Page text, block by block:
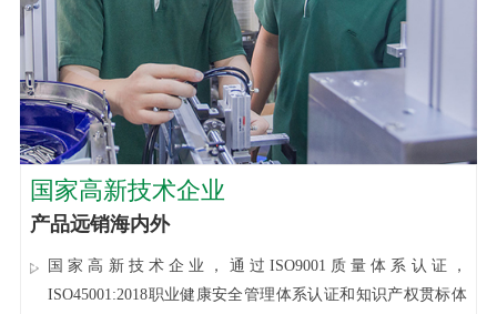
国家高新技术企业
产品远销海内外
国家高新技术企业，通过ISO9001质量体系认证，
ISO45001:2018职业健康安全管理体系认证和知识产权贯标体